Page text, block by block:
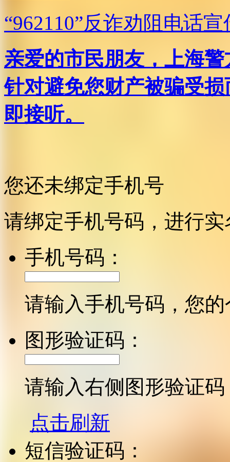
“962110”反诈劝阻电话宣
亲爱的市民朋友，上海
针对避免您财产被骗受
即接听。
您还未绑定手机号
请绑定手机号码，进行
手机号码：
请输入手机号码，您
图形验证码：
请输入右侧图形验证码
点击刷新
短信验证码：